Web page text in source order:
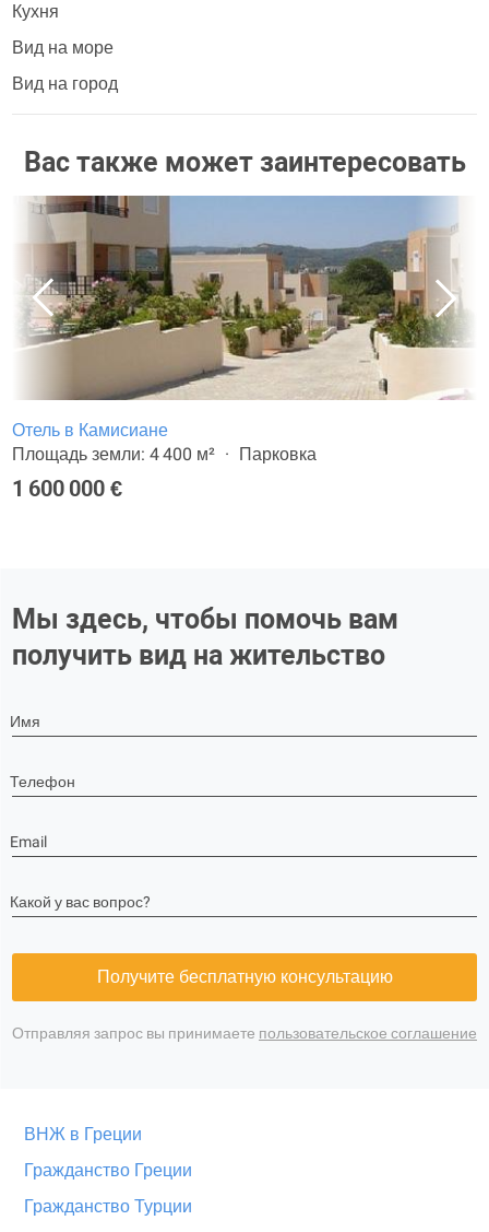
Кухня
Вид на море
Вид на город
Вас также может заинтересовать
Отель в Камисиане
Площадь земли: 4 400 м²
Парковка
1 600 000 €
Мы здесь, чтобы помочь вам
получить вид на жительство
Имя
Телефон
Email
Какой у вас вопрос?
Получите бесплатную консультацию
Отправляя запрос вы принимаете пользовательское соглашение
ВНЖ в Греции
Гражданство Греции
Гражданство Турции